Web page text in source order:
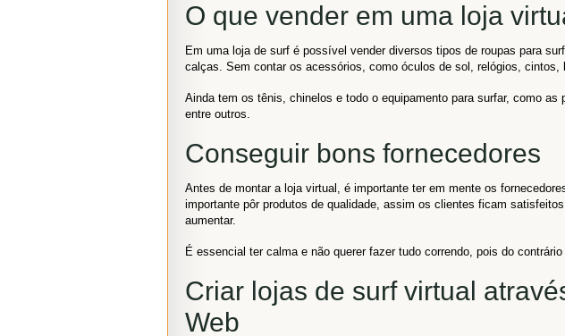
O que vender em uma loja
Em uma loja de surf é possível vender diversos tipos de roupas para
calças. Sem contar os acessórios, como óculos de sol, relógios, cintos,
Ainda tem os tênis, chinelos e todo o equipamento para surfar, como as
entre outros.
Conseguir bons fornecedores
Antes de montar a loja virtual, é importante ter em mente os
importante pôr produtos de qualidade, assim os clientes ficam
aumentar.
É essencial ter calma e não querer fazer tudo correndo, pois do
Criar lojas de surf virtual
Web